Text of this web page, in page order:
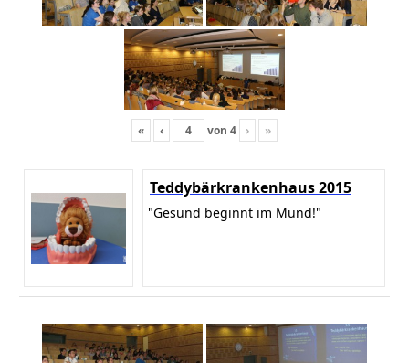
« ‹ von 4 › »
Teddybärkrankenhaus 2015
"Gesund beginnt im Mund!"